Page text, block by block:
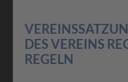
DES VEREINS
REGELN